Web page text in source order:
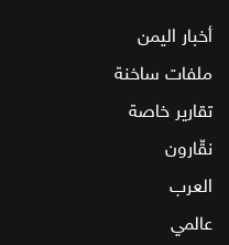
أخبار اليمن
ملفات ساخنة
تقارير خاصة
نقّارون
العرب
عالمي